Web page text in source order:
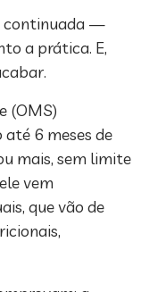
continuada —
a prática. E,
(OMS)
6 meses de
mais, sem limite
vem
que vão de